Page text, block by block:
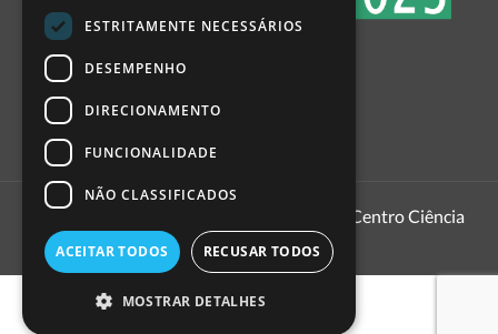
1999 - 2026
Pavilhão do Conhecimento | Centro Ciência
ESTRITAMENTE NECESSÁRIOS
DESEMPENHO
DIRECIONAMENTO
FUNCIONALIDADE
NÃO CLASSIFICADOS
ACEITAR TODOS RECUSAR TODOS
MOSTRAR DETALHES